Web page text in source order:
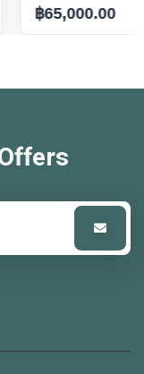
฿42,000.00